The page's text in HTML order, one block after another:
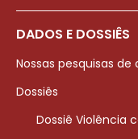
DADOS E DOSSIÊS
Nossas pesquisas de
Dossiês
Dossiê Violência